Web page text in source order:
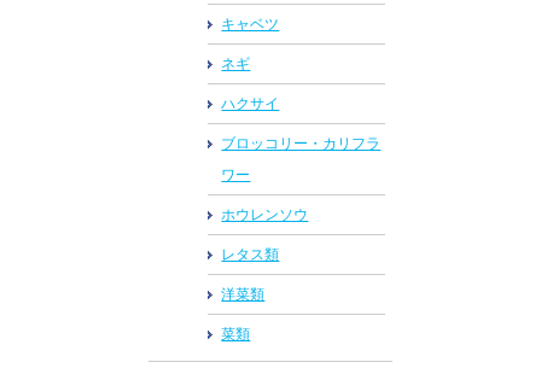
キャベツ
ネギ
ハクサイ
ブロッコリー・カリフラ
ワー
ホウレンソウ
レタス類
洋菜類
菜類